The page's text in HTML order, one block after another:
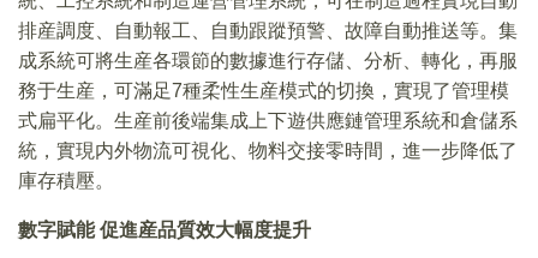
排産調度、自動報工、自動跟蹤預警、故障自動推送等。集
成系統可將生産各環節的數據進行存儲、分析、轉化，再服
務于生産，可滿足7種柔性生産模式的切換，實現了管理模
式扁平化。生産前後端集成上下遊供應鏈管理系統和倉儲系
統，實現内外物流可視化、物料交接零時間，進一步降低了
庫存積壓。
數字賦能 促進産品質效大幅度提升